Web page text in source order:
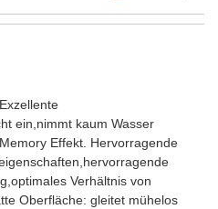
ein,nimmt kaum Wasser
Effekt. Hervorragende
Verhältnis von
Oberfläche: gleitet mühelos